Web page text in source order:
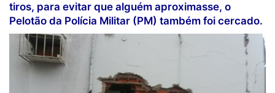
tiros, para evitar que alguém aproximasse, o
Pelotão da Polícia Militar (PM) também foi cercado.